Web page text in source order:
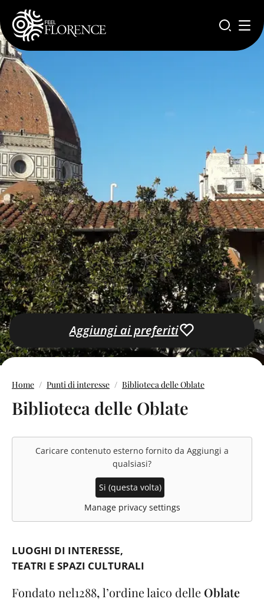
Salta al contenuto principale
Aggiungi ai preferiti
Home Punti di interesse Biblioteca delle Oblate
Biblioteca delle Oblate
Caricare contenuto esterno fornito da Aggiungi a
qualsiasi?
Si (questa volta)
Manage privacy settings
LUOGHI DI INTERESSE
TEATRI E SPAZI CULTURALI
Fondato nel1288,l’ordine laico delle Oblate